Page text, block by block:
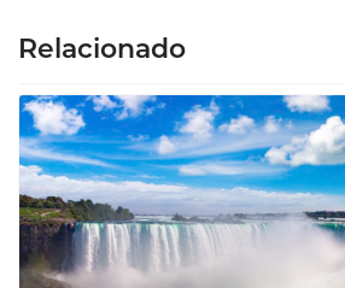
Relacionado